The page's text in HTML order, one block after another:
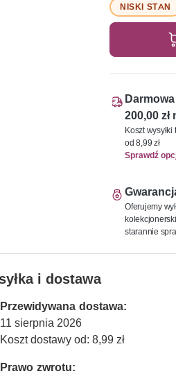
NISKI STAN
200,00
Koszt
od 8,99 zł
Sprawdź
Oferujemy
starannie
i dostawa
Przewidywana dostawa:
11 sierpnia 2026
Koszt dostawy od: 8,99 zł
Prawo zwrotu: